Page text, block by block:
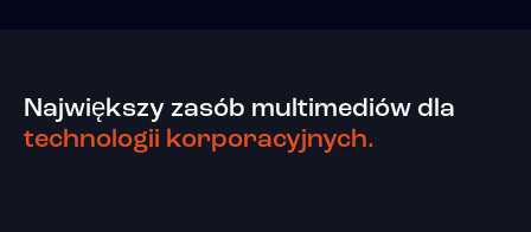
Największy zasób multimediów dla
technologii korporacyjnych.